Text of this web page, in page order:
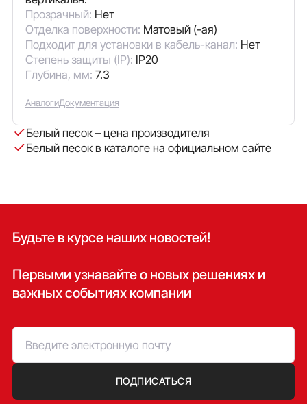
Прозрачный: Нет
Отделка поверхности: Матовый (-ая)
Подходит для установки в кабель-канал: Нет
Степень защиты (IP): IP20
Глубина, мм: 7.3
АналогиДокументация
Белый песок – цена производителя
Белый песок в каталоге на официальном сайте
Будьте в курсе наших новостей!
Первыми узнавайте о новых решениях и
важных событиях компании
ПОДПИСАТЬСЯ